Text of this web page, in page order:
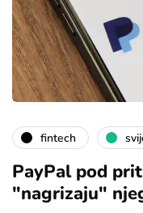
fintech
PayPal pod
"nagrizaju"